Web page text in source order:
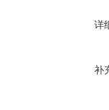
详
补